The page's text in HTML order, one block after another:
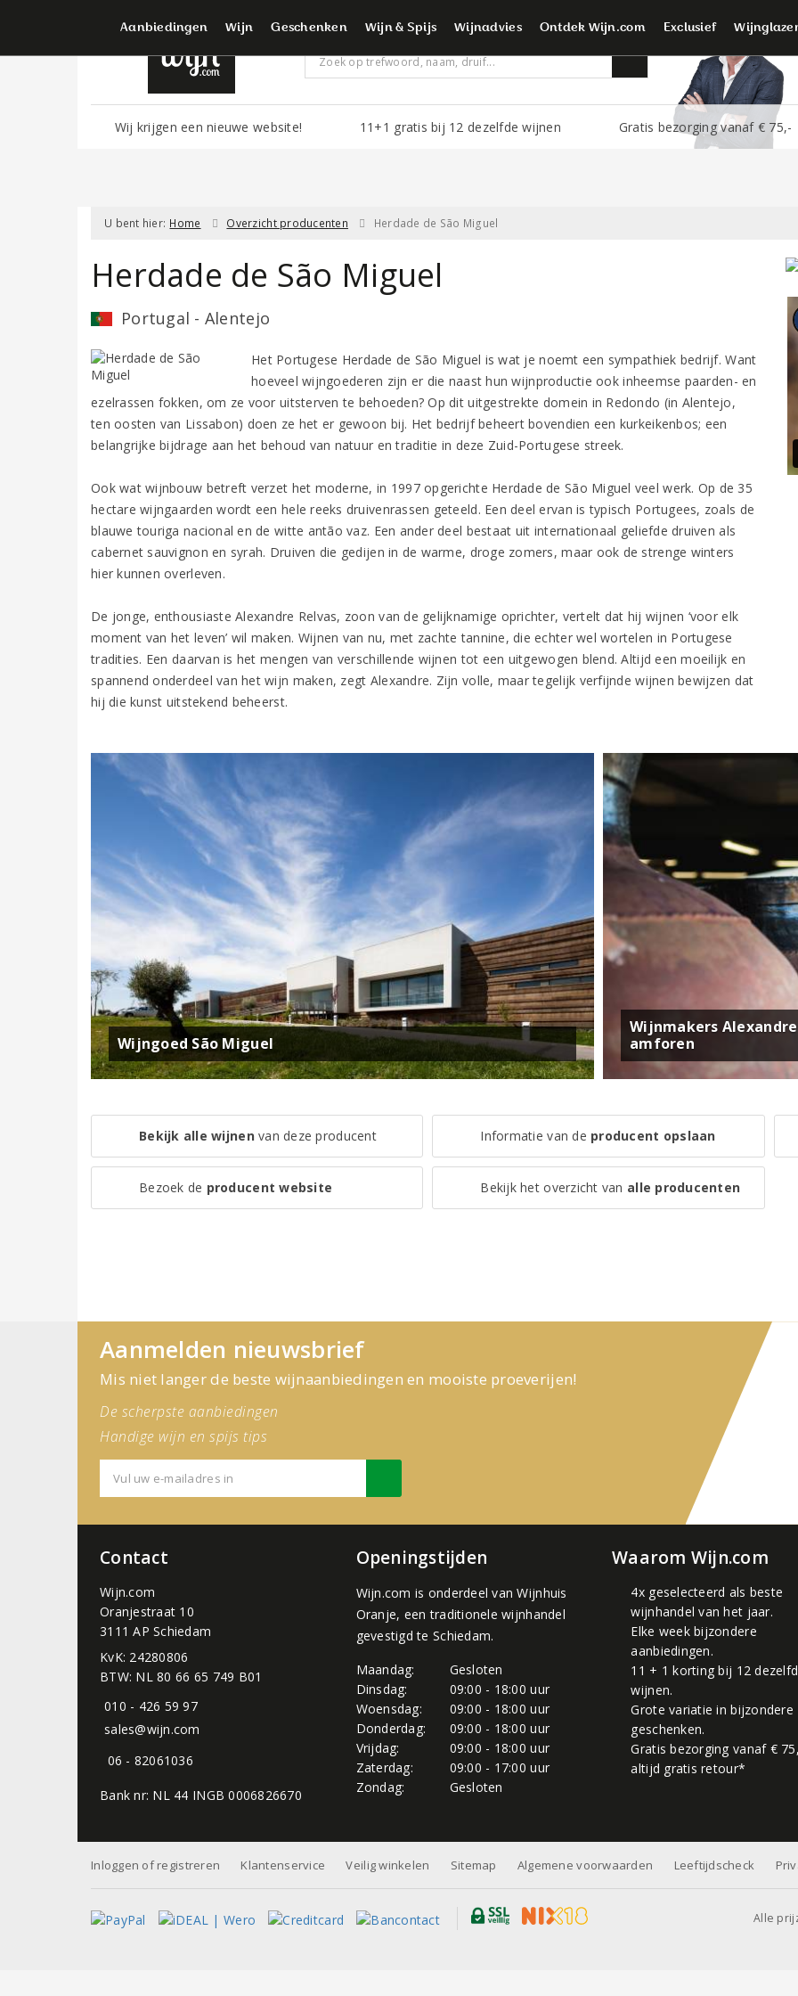
Voor dé wijnliefhebbers
Wij krijgen een nieuwe website! 11+1 gratis bij 12 dezelfde wijnen Gratis bezorging vanaf € 75,-
Aanbiedingen Wijn Geschenken Wijn & Spijs Wijnadvies Ontdek Wijn.com Exclusief
U bent hier: Home Overzicht producenten Herdade de São Miguel
Herdade de São Miguel
Portugal - Alentejo
Het Portugese Herdade de São Miguel is wat je noemt een sympathiek bedrijf. Want
hoeveel wijngoederen zijn er die naast hun wijnproductie ook inheemse paarden- en
ezelrassen fokken, om ze voor uitsterven te behoeden? Op dit uitgestrekte domein in Redondo (in Alentejo,
ten oosten van Lissabon) doen ze het er gewoon bij. Het bedrijf beheert bovendien een kurkeikenbos; een
belangrijke bijdrage aan het behoud van natuur en traditie in deze Zuid-Portugese streek.
Ook wat wijnbouw betreft verzet het moderne, in 1997 opgerichte Herdade de São Miguel veel werk. Op de 35
hectare wijngaarden wordt een hele reeks druivenrassen geteeld. Een deel ervan is typisch Portugees, zoals de
blauwe touriga nacional en de witte antão vaz. Een ander deel bestaat uit internationaal geliefde druiven als
cabernet sauvignon en syrah. Druiven die gedijen in de warme, droge zomers, maar ook de strenge winters
hier kunnen overleven.
De jonge, enthousiaste Alexandre Relvas, zoon van de gelijknamige oprichter, vertelt dat hij wijnen ‘voor elk
moment van het leven’ wil maken. Wijnen van nu, met zachte tannine, die echter wel wortelen in Portugese
tradities. Een daarvan is het mengen van verschillende wijnen tot een uitgewogen blend. Altijd een moeilijk en
spannend onderdeel van het wijn maken, zegt Alexandre. Zijn volle, maar tegelijk verfijnde wijnen bewijzen dat
hij die kunst uitstekend beheerst.
Wijngoed São Miguel
Wijnmakers
amforen
Bekijk alle wijnenvan deze producent Informatie van de producent opslaan
Bezoek de producent website Bekijk het overzicht van alle producenten
Aanmelden nieuwsbrief
Mis niet langer de beste wijnaanbiedingen en mooiste proeverijen!
De scherpste aanbiedingen
Handige wijn en spijs tips
Contact
Wijn.com
Oranjestraat 10
3111 AP Schiedam
KvK: 24280806
BTW: NL 80 66 65 749 B01
010 - 426 59 97
sales@wijn.com
06 - 82061036
Bank nr: NL 44 INGB 0006826670
Openingstijden
Wijn.com is onderdeel vanWijnhuis
Oranje, een traditionele wijnhandel
gevestigd te Schiedam.
Maandag:
Gesloten
Dinsdag:
09:00 - 18:00 uur
Woensdag:
09:00 - 18:00 uur
Donderdag:
09:00 - 18:00 uur
Vrijdag:
09:00 - 18:00 uur
Zaterdag:
09:00 - 17:00 uur
Zondag:
Gesloten
Waarom Wijn.com
4x geselecteerd als beste
wijnhandel van het jaar.
Elke week bijzondere
aanbiedingen.
11 + 1 korting bij 12
wijnen.
Grote variatie in bijzondere
geschenken.
Gratis bezorging vanaf €
altijd gratis retour*
Inloggen of registreren Klantenservice Veilig winkelen Sitemap Algemene voorwaarden Leeftijdscheck
Alle